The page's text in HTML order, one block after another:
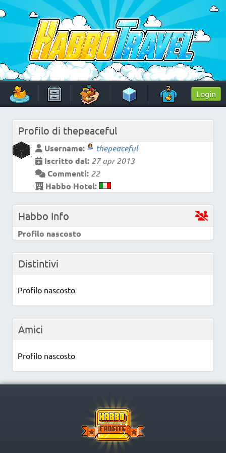
Skip
to
content
HabboTravel
Un viaggio di pixel!
Login
Profilo di thepeaceful
Username:
thepeaceful
Iscritto dal: 27 apr 2013
Commenti: 22
Habbo Hotel:
Habbo Info
Profilo nascosto
Distintivi
Profilo nascosto
Amici
Profilo nascosto